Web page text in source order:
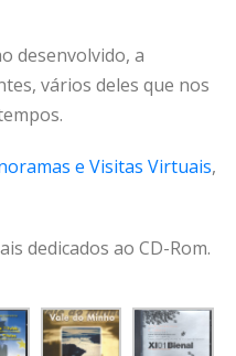
desenvolvido, a
vários deles que nos
e Visitas Virtuais,
dedicados ao CD-Rom.